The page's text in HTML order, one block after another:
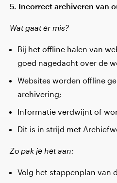
5. Incorrect archiveren van
Wat gaat er mis?
Bij het offline halen van
goed nagedacht over de
Websites worden offline
archivering;
Informatie verdwijnt of
Dit is in strijd met
Zo pak je het aan:
Volg het stappenplan van